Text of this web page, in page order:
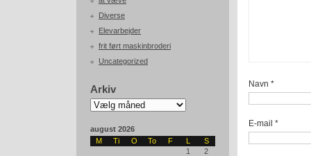
Diverse
Elevarbejder
frit ført maskinbroderi
Uncategorized
Arkiv
Arkiv
august 2026
M
Ti O To F L
S
1
2
Navn *
E-mail *